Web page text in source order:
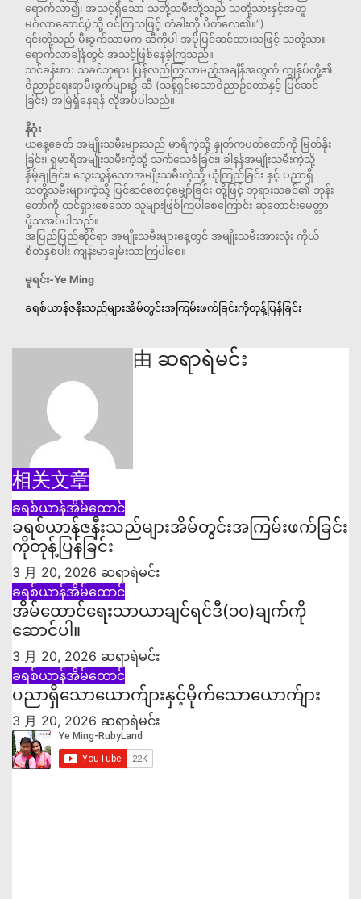
ရောက်လာ၍၊ အသင့်ရှိသော သတို့သမီးတို့သည် သတို့သားနှင့်အတူ
မင်္ဂလာဆောင်ပွဲသို့ ဝင်ကြသဖြင့် တံခါးကို ပိတ်လေ၏။”)
၎င်းတို့သည် မီးခွက်သာမက ဆီကိုပါ အပိုပြင်ဆင်ထားသဖြင့် သတို့သား
ရောက်လာချိန်တွင် အသင့်ဖြစ်နေခဲ့ကြသည်။
သင်ခန်းစာ: သခင်ဘုရား ပြန်လည်ကြွလာမည့်အချိန်အတွက် ကျွန်ုပ်တို့၏
ဝိညာဉ်ရေးရာမီးခွက်များ၌ ဆီ (သန့်ရှင်းသောဝိညာဉ်တော်နှင့် ပြင်ဆင်
ခြင်း) အမြဲရှိနေရန် လိုအပ်ပါသည်။
နိဂုံး
ယနေ့ခေတ် အမျိုးသမီးများသည် မာရိကဲ့သို့ နှုတ်ကပတ်တော်ကို မြတ်နိုး
ခြင်း၊ ရှမာရိအမျိုးသမီးကဲ့သို့ သက်သေခံခြင်း၊ ခါနန်အမျိုးသမီးကဲ့သို့
နှိမ့်ချခြင်း၊ သွေးသွန်သောအမျိုးသမီးကဲ့သို့ ယုံကြည်ခြင်း နှင့် ပညာရှိ
သတို့သမီးများကဲ့သို့ ပြင်ဆင်စောင့်မျှော်ခြင်း တို့ဖြင့် ဘုရားသခင်၏ ဘုန်း
တော်ကို ထင်ရှားစေသော သူများဖြစ်ကြပါစေကြောင်း ဆုတောင်းမေတ္တာ
ပို့သအပ်ပါသည်။
အပြည်ပြည်ဆိုင်ရာ အမျိုးသမီးများနေ့တွင် အမျိုးသမီးအားလုံး ကိုယ်
စိတ်နှစ်ပါး ကျန်းမာချမ်းသာကြပါစေ။
မူရင်း-Ye Ming
文
章
航
ခရစ်ယာန်ဇနီးသည်များအိမ်တွင်းအကြမ်းဖက်ခြင်းကိုတုန့်ပြန်ခြင်း
由 ဆရာရဲမင်း
相关文章
ခရစ်ယာန်အိမ်ထောင်
ခရစ်ယာန်ဇနီးသည်များအိမ်တွင်းအကြမ်းဖက်ခြင်း
ကိုတုန့်ပြန်ခြင်း
3 月 20, 2026 ဆရာရဲမင်း
ခရစ်ယာန်အိမ်ထောင်
အိမ်ထောင်ရေးသာယာချင်ရင်ဒီ‌(၁၀)ချက်ကို
ဆောင်ပါ။
3 月 20, 2026 ဆရာရဲမင်း
ခရစ်ယာန်အိမ်ထောင်
ပညာရှိ‌‌သောယောက်ျားနှင့်မိုက်သောယောက်ျား
3 月 20, 2026 ဆရာရဲမင်း